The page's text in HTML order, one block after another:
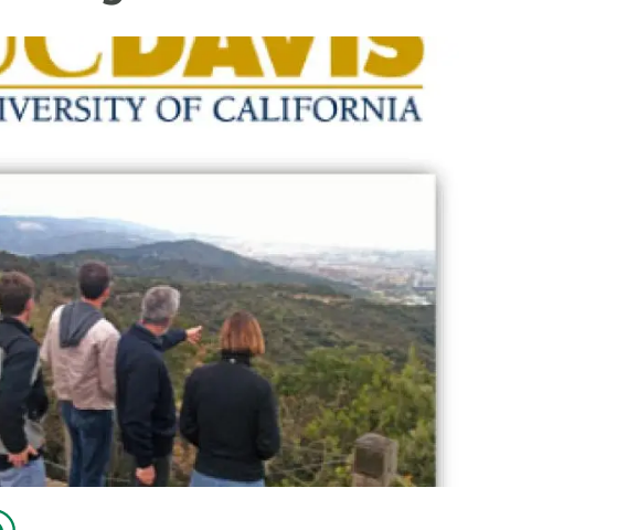
Pide tu beca ERC
Programa de másteres y doctorado
Visitante o sabático
Un lugar donde crecer
Seminarios y actividades internas